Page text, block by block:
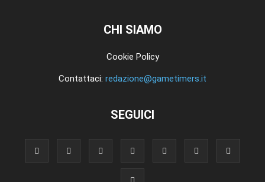
CHI SIAMO
Cookie Policy
Contattaci: redazione@gametimers.it
SEGUICI